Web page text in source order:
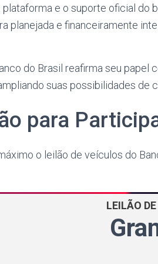
plataforma e o suporte oficial do
planejada e financeiramente
do Brasil reafirma seu papel
suas possibilidades de
para
o leilão de veículos do
LEILÃO